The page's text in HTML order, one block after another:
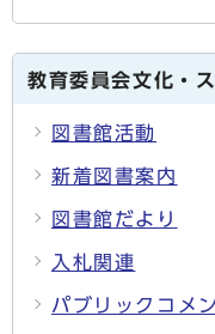
教育委員会文化・
図書館活動
新着図書案内
図書館だより
入札関連
パブリックコメ